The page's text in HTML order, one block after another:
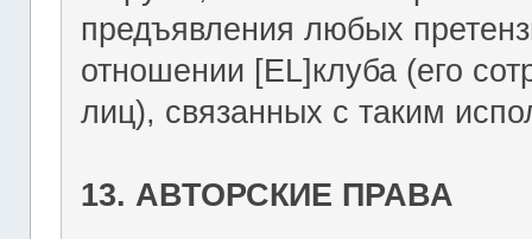
предъявления любых
отношении [EL]клуба (его
лиц), связанных с таким
13. АВТОРСКИЕ ПРАВА